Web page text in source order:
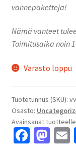
vannepaketteja!
Nämä vanteet
Toimitusaika noin
Varasto loppu
Tuotetunnus (SKU):
Osasto:
Avainsanat tuotteelle
Fa M